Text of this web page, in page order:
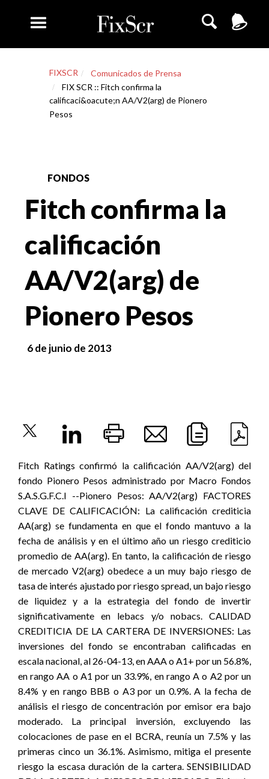
FIXSCR
Comunicados de Prensa
FIX SCR :: Fitch confirma la
calificaci&oacute;n AA/V2(arg) de Pionero
Pesos
FONDOS
Fitch confirma la
calificación
AA/V2(arg) de
Pionero Pesos
6 de junio de 2013
Fitch Ratings confirmó la calificación AA/V2(arg) del
fondo Pionero Pesos administrado por Macro Fondos
S.A.S.G.F.C.I --Pionero Pesos: AA/V2(arg) FACTORES
CLAVE DE CALIFICACIÓN: La calificación crediticia
AA(arg) se fundamenta en que el fondo mantuvo a la
fecha de análisis y en el último año un riesgo crediticio
promedio de AA(arg). En tanto, la calificación de riesgo
de mercado V2(arg) obedece a un muy bajo riesgo de
tasa de interés ajustado por riesgo spread, un bajo riesgo
de liquidez y a la estrategia del fondo de invertir
significativamente en lebacs y/o nobacs. CALIDAD
CREDITICIA DE LA CARTERA DE INVERSIONES: Las
inversiones del fondo se encontraban calificadas en
escala nacional, al 26-04-13, en AAA o A1+ por un 56.8%,
en rango AA o A1 por un 33.9%, en rango A o A2 por un
8.4% y en rango BBB o A3 por un 0.9%. A la fecha de
análisis el riesgo de concentración por emisor era bajo
moderado. La principal inversión, excluyendo las
colocaciones de pase en el BCRA, reunía un 7.5% y las
primeras cinco un 36.1%. Asimismo, mitiga el presente
riesgo la escasa duración de la cartera. SENSIBILIDAD